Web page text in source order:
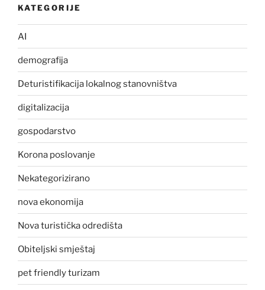
KATEGORIJE
AI
demografija
Deturistifikacija lokalnog stanovništva
digitalizacija
gospodarstvo
Korona poslovanje
Nekategorizirano
nova ekonomija
Nova turistička odredišta
Obiteljski smještaj
pet friendly turizam